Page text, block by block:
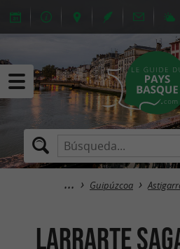
Guipúzcoa
Larrarte